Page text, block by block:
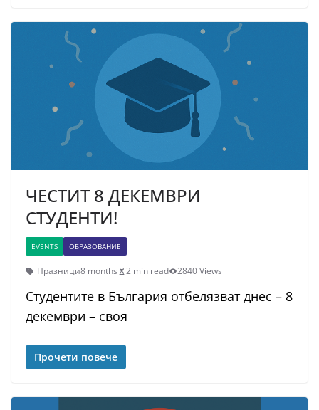
ЧЕСТИТ 8 ДЕКЕМВРИ
СТУДЕНТИ!
EVENTS ОБРАЗОВАНИЕ
Празници8 months 2 min read 2840 Views
Студентите в България отбелязват днес – 8
декември – своя
Прочети повече